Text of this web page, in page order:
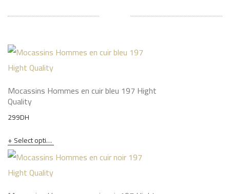
Mocassins Hommes en cuir bleu 197 Hight
Quality
299DH
Select options